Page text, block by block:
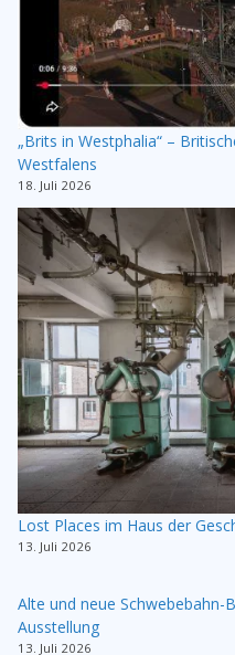
„Brits in Westphalia“ –
Westfalens
18. Juli 2026
Lost Places im Haus der
13. Juli 2026
Alte und neue Schwebebahn-
Ausstellung
13. Juli 2026